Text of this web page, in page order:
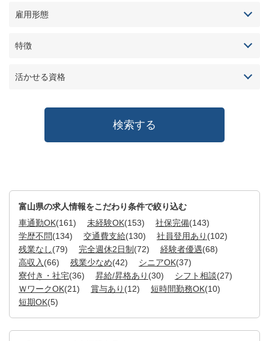
雇用形態
特徴
活かせる資格
富山県の求人情報をこだわり条件で絞り込む
車通勤OK(161) 未経験OK(153) 社保完備(143)
学歴不問(134) 交通費支給(130) 社員登用あり (102)
残業なし(79) 完全週休2日制 (72) 経験者優遇(68)
高収入 (66) 残業少なめ(42) シニアOK(37)
寮付き・社宅(36) 昇給/昇格あり (30) シフト相談(27)
ＷワークOK(21) 賞与あり (12) 短時間勤務OK(10)
短期OK(5)